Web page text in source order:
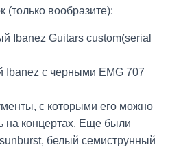
(только вообразите):
Ibanez Guitars custom(serial
Ibanez с черными EMG 707
с которыми его можно
на концертах. Еще были
белый семиструнный